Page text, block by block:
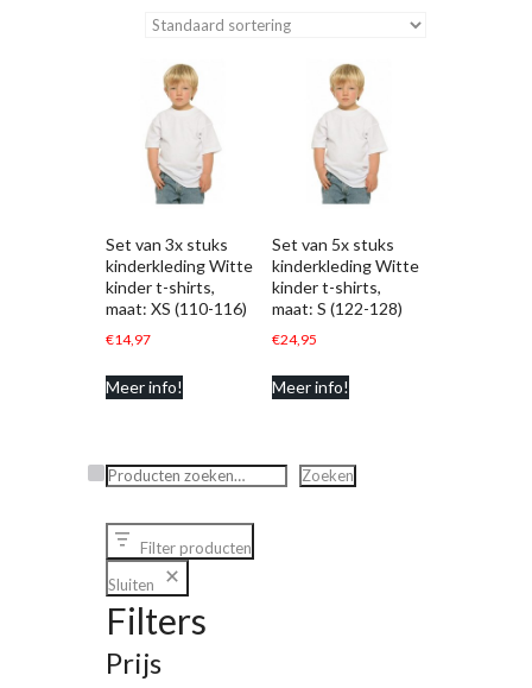
Set van 3x stuks
kinderkleding Witte
kinder t-shirts,
maat: XS (110-116)
€14,97
Meer info!
Set van 5x stuks
kinderkleding Witte
kinder t-shirts,
maat: S (122-128)
€24,95
Meer info!
Zoeken Zoeken
Filter producten
Sluiten
Filters
Prijs